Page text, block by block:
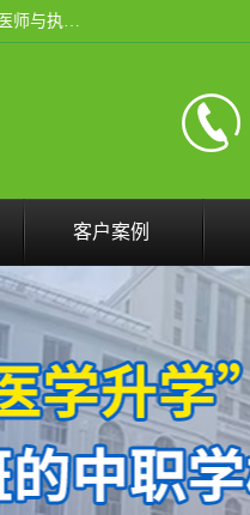
通过医学类院校正规录取从而获取统招全日制大专、本科，学信网可查在校学籍。医学相关专业毕业后可参加执业助理医师与执业医师证书考试（如口腔医学、临床医学、中医学等专业）.
客户案例